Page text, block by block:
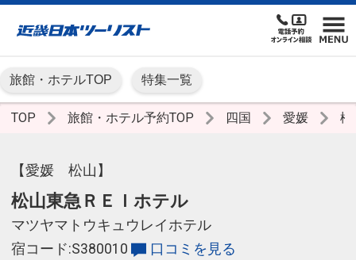
旅館・ホテルTOP 特集一覧
TOP 旅館・ホテル予約TOP 四国 愛媛
【愛媛 松山】
松山東急ＲＥＩホテル
マツヤマトウキュウレイホテル
宿コード:S380010
口コミを見る